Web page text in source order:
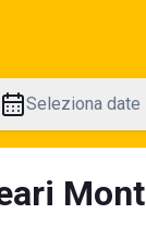
Seleziona date